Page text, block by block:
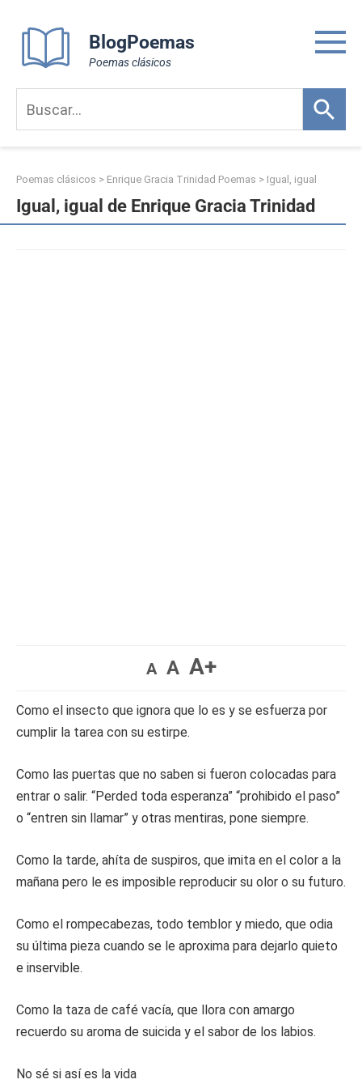
content
BlogPoemas
Poemas clásicos
Poemas clásicos > Enrique Gracia Trinidad Poemas > Igual, igual
Igual, igual de Enrique Gracia Trinidad
A A A+
Como el insecto que ignora que lo es y se esfuerza por
cumplir la tarea con su estirpe.
Como las puertas que no saben si fueron colocadas para
entrar o salir. “Perded toda esperanza” “prohibido el paso”
o “entren sin llamar” y otras mentiras, pone siempre.
Como la tarde, ahíta de suspiros, que imita en el color a la
mañana pero le es imposible reproducir su olor o su futuro.
Como el rompecabezas, todo temblor y miedo, que odia
su última pieza cuando se le aproxima para dejarlo quieto
e inservible.
Como la taza de café vacía, que llora con amargo
recuerdo su aroma de suicida y el sabor de los labios.
No sé si así es la vida